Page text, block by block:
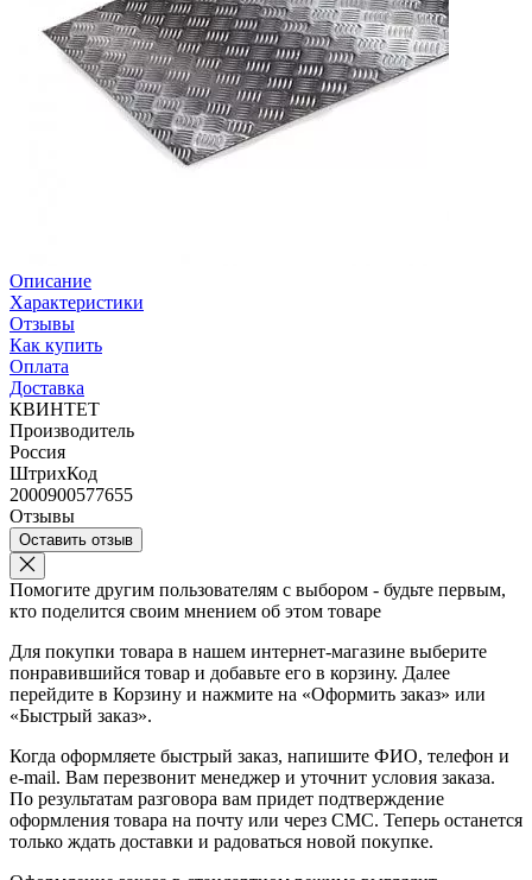
Описание
Характеристики
Отзывы
Как купить
Оплата
Доставка
КВИНТЕТ
Производитель
Россия
ШтрихКод
2000900577655
Отзывы
Оставить отзыв
Помогите другим пользователям с выбором - будьте первым,
кто поделится своим мнением об этом товаре
Для покупки товара в нашем интернет-магазине выберите
понравившийся товар и добавьте его в корзину. Далее
перейдите в Корзину и нажмите на «Оформить заказ» или
«Быстрый заказ».
Когда оформляете быстрый заказ, напишите ФИО, телефон и
e-mail. Вам перезвонит менеджер и уточнит условия заказа.
По результатам разговора вам придет подтверждение
оформления товара на почту или через СМС. Теперь останется
только ждать доставки и радоваться новой покупке.